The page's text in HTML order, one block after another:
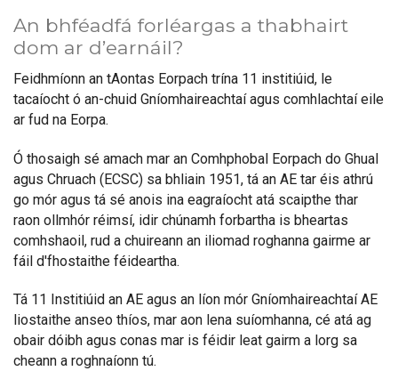
An bhféadfá forléargas a thabhairt
dom ar d’earnáil?
Feidhmíonn an tAontas Eorpach trína 11 institiúid, le
tacaíocht ó an-chuid Gníomhaireachtaí agus comhlachtaí eile
ar fud na Eorpa.
Ó thosaigh sé amach mar an Comhphobal Eorpach do Ghual
agus Chruach (ECSC) sa bhliain 1951, tá an AE tar éis athrú
go mór agus tá sé anois ina eagraíocht atá scaipthe thar
raon ollmhór réimsí, idir chúnamh forbartha is bheartas
comhshaoil, rud a chuireann an iliomad roghanna gairme ar
fáil d'fhostaithe féideartha.
Tá 11 Institiúid an AE agus an líon mór Gníomhaireachtaí AE
liostaithe anseo thíos, mar aon lena suíomhanna, cé atá ag
obair dóibh agus conas mar is féidir leat gairm a lorg sa
cheann a roghnaíonn tú.